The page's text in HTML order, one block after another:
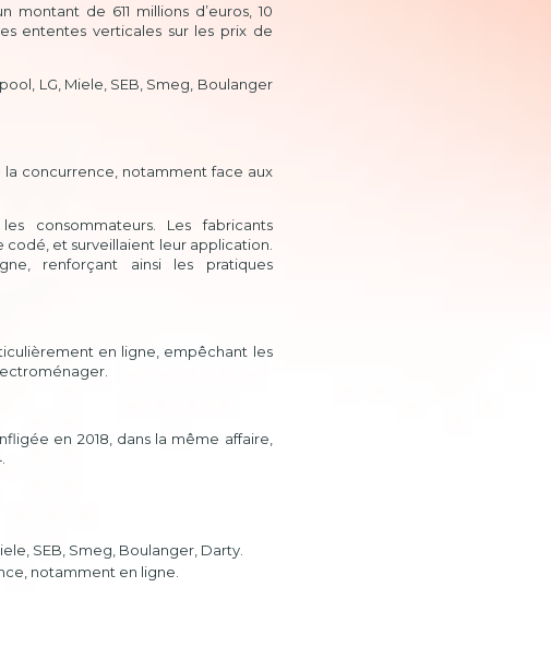
de 611 millions d’euros, 10
ententes verticales sur les prix de
LG, Miele, SEB, Smeg, Boulanger
concurrence, notamment face aux
consommateurs. Les fabricants
codé, et surveillaient leur application.
renforçant ainsi les pratiques
en ligne, empêchant les
en 2018, dans la même affaire,
SEB, Smeg, Boulanger, Darty.
notamment en ligne.